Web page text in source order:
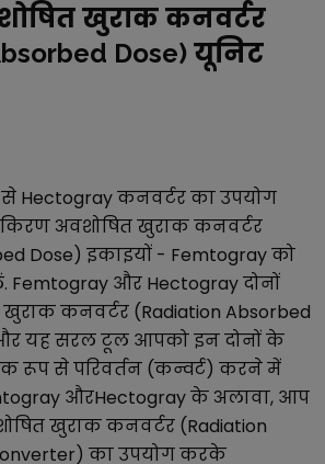
खुराक कनवर्टर
Dose) यूनिट
से Hectograyकनवर्टर का उपयोग
अवशोषित खुराक कनवर्टर
Dose) इकाइयों - Femtograyको
Femtogray और Hectograyदोनों
कनवर्टर (Radiation Absorbed
यह सरल टूल आपको इन दोनों के
रूप से परिवर्तन (कन्वर्ट) करने में
औरHectograyके अलावा, आप
खुराक कनवर्टर (Radiation
का उपयोग करके